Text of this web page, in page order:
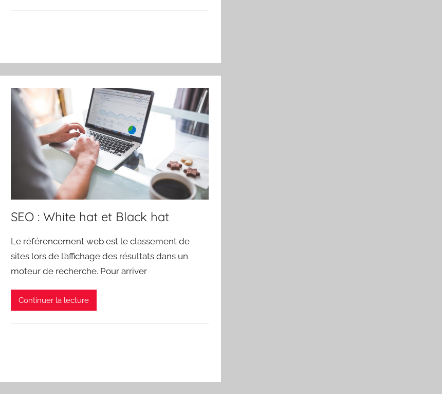
SEO : White hat et Black hat
Le référencement web est le classement de
sites lors de l’affichage des résultats dans un
moteur de recherche. Pour arriver
Continuer la lecture